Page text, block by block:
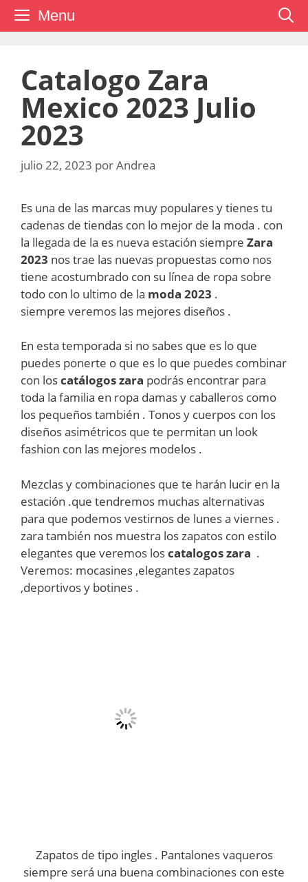
Saltar Menu
Catalogo Zara
Mexico 2023 Julio
2023
julio 22, 2023 porAndrea
Es una de las marcas muy populares y tienes tu
cadenas de tiendas con lo mejor de la moda . con
la llegada de la es nueva estación siempre Zara
2023 nos trae las nuevas propuestas como nos
tiene acostumbrado con su línea de ropa sobre
todo con lo ultimo de la moda 2023 .
siempre veremos las mejores diseños .
En esta temporada si no sabes que es lo que
puedes ponerte o que es lo que puedes combinar
con loscatálogos zara podrás encontrar para
toda la familia en ropa damas y caballeros como
los pequeños también . Tonos y cuerpos con los
diseños asimétricos que te permitan un look
fashion con las mejores modelos .
Mezclas y combinaciones que te harán lucir en la
estación .que tendremos muchas alternativas
para que podemos vestirnos de lunes a viernes .
zara también nos muestra los zapatos con estilo
elegantes que veremos loscatalogos zara .
Veremos: mocasines ,elegantes zapatos
,deportivos y botines .
Zapatos de tipo ingles . Pantalones vaqueros
siempre será una buena combinaciones con este